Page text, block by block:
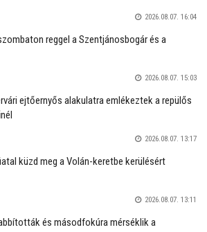
2026.08.07. 16:04
reggel a Szentjánosbogár és a
2026.08.07. 15:03
ejtőernyős alakulatra emlékeztek a repülős
2026.08.07. 13:17
küzd meg a Volán-keretbe kerülésért
2026.08.07. 13:11
és másodfokúra mérséklik a